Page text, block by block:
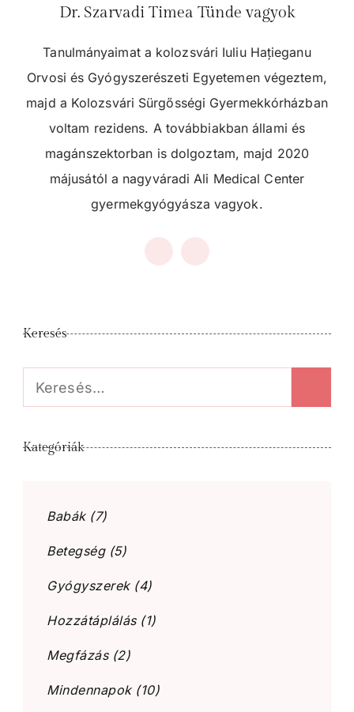
Dr. Szarvadi Timea Tünde vagyok
Tanulmányaimat a kolozsvári Iuliu Hațieganu
Orvosi és Gyógyszerészeti Egyetemen végeztem,
majd a Kolozsvári Sürgősségi Gyermekkórházban
voltam rezidens. A továbbiakban állami és
magánszektorban is dolgoztam, majd 2020
májusától a nagyváradi Ali Medical Center
gyermekgyógyásza vagyok.
Keresés
Keresés:
Kategóriák
Babák(7)
Betegség(5)
Gyógyszerek(4)
Hozzátáplálás(1)
Megfázás(2)
Mindennapok(10)